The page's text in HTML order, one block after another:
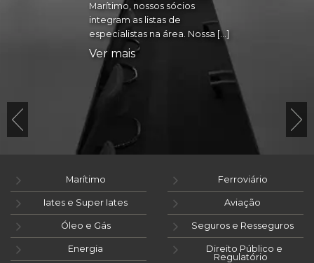
Marítimo, nossos sócios
integram as listas de
especialistas na área. Nossa […]
Ver mais
Marítimo
Iates e Super Iates
Óleo e Gás
Energia
Ferroviário
Aviação
Seguros e Resseguros
Direito Público e
Regulatório